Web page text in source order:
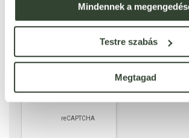
Mindennek a
Testre szabás
Megtagad